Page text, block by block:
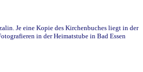
Je eine Kopie des Kirchenbuches liegt in der
in der Heimatstube in Bad Essen